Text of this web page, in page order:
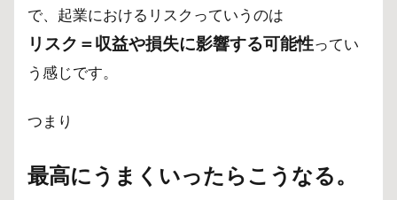
の
大
の
ク
追
で、起業におけるリスクっていうのは
リスク＝収益や損失に影響する可能性ってい
う感じです。
つまり
最高にうまくいったらこうなる。